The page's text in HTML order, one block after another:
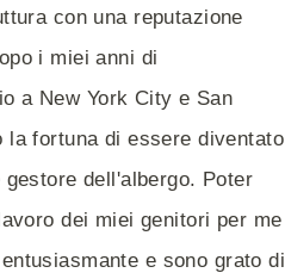
con una reputazione
i miei anni di
a New York City e San
la fortuna di essere diventato
dell'albergo. Poter
dei miei genitori per me
e sono grato di